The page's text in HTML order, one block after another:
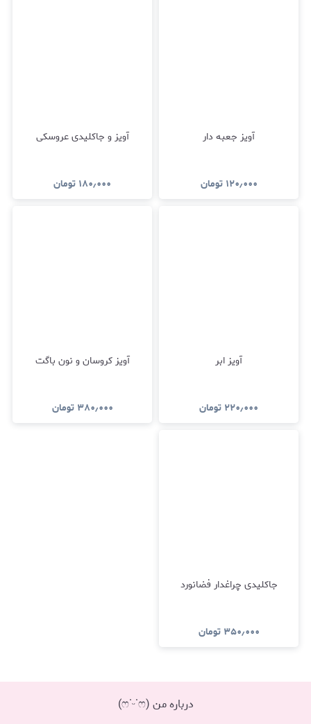
آویز جعبه دار
۱۲۰٫۰۰۰ تومان
آویز و جاکلیدی عروسکی
۱۸۰٫۰۰۰ تومان
آویز ابر
۲۲۰٫۰۰۰ تومان
آویز کروسان و نون باگت
۳۸۰٫۰۰۰ تومان
جاکلیدی چراغدار فضانورد
۳۵۰٫۰۰۰ تومان
درباره من (ෆ˙ᵕ˙ෆ)